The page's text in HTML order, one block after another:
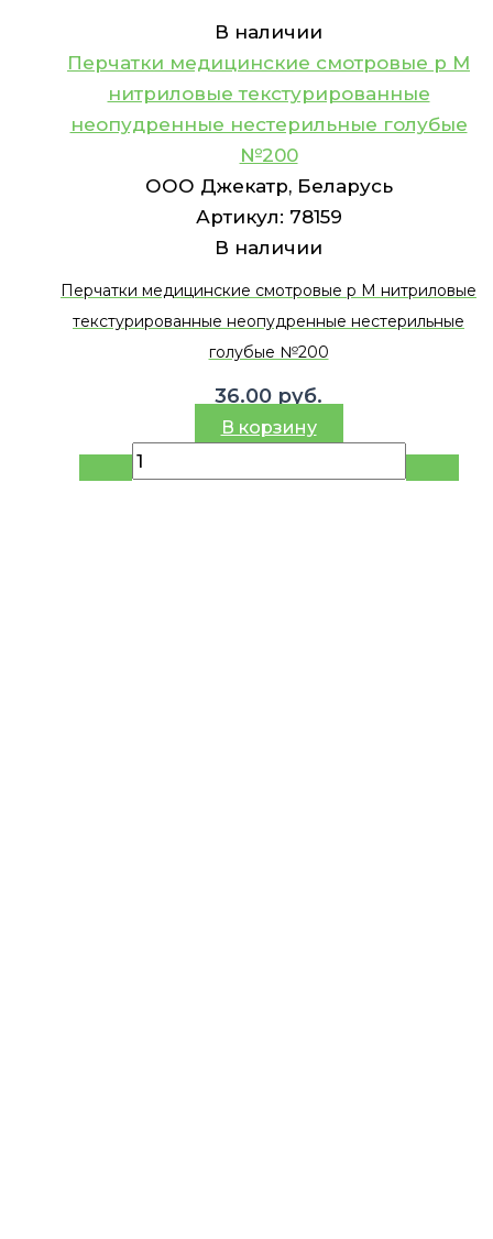
В наличии
Перчатки медицинские смотровые р M
нитриловые текстурированные
неопудренные нестерильные голубые
№200
ООО Джекатр, Беларусь
Артикул: 78159
В наличии
Перчатки медицинские смотровые р M нитриловые
текстурированные неопудренные нестерильные
голубые №200
36.00 руб.
В корзину